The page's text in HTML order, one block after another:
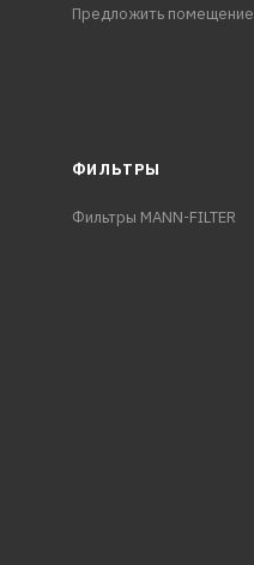
Предложить помещение
ФИЛЬТРЫ
Фильтры MANN-FILTER